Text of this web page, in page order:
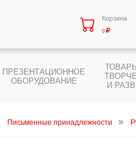
Корзина
0
ПРЕЗЕНТАЦИОННОЕ
ОБОРУДОВАНИЕ
И
Письменные принадлежности